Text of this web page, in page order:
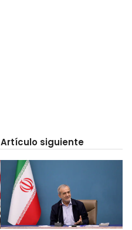
Artículo siguiente